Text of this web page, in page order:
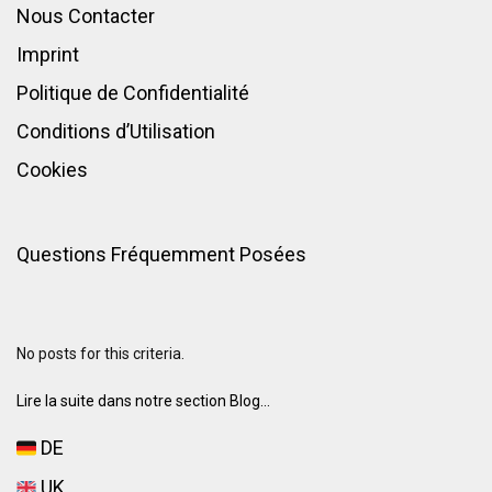
Nous Contacter
Imprint
Politique de Confidentialité
Conditions d’Utilisation
Cookies
Questions Fréquemment Posées
No posts for this criteria.
Lire la suite dans notre section Blog...
DE
UK